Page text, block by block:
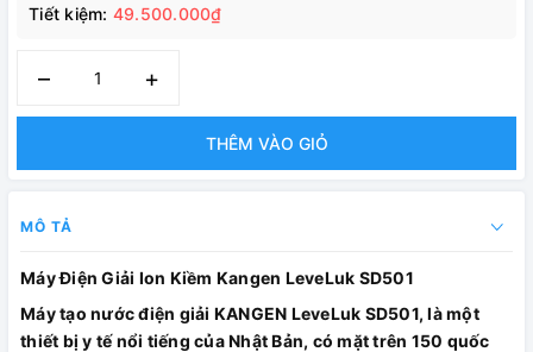
Tiết kiệm: 49.500.000₫
– +
THÊM VÀO GIỎ
MÔ TẢ
Máy Điện Giải Ion Kiềm Kangen LeveLuk SD501
Máy tạo nước điện giải KANGEN LeveLuk SD501, là một
thiết bị y tế nổi tiếng của Nhật Bản, có mặt trên 150 quốc